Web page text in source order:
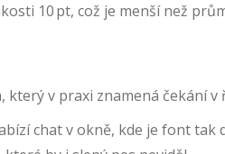
10 pt, což je menší než
v praxi znamená čekání v
chat v okně, kde je font tak